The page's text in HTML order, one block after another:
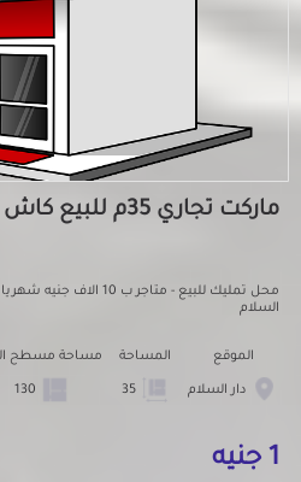
ماركت تجاري 35م للبيع كاش بدار السلام القاهرة
محل تمليك للبيع - متاجر
السلام
الموقع
دار السلام
المساحة
35
1 جنيه